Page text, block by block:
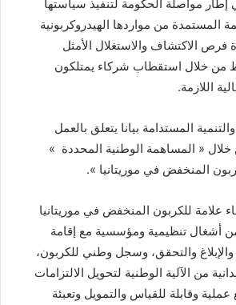
إطار مواصلة الحكومة لتنفيذ سياستها
المستمدة من مواردها الهيدروكربونية
فرص الاكتشاف والاستغلال الأمثل
من خلال استقطاب شركاء يمتلكون
اللازمة.
المستدامة بيانا يتعلق بالعمل
« المساهمة الوطنية المحددة »
المنخفض في موريتانيا ».
علامة للكربون المنخفض في موريتانيا
أشغال تنظيمية ومؤسسية مع إقامة
والتحقق، وسجل وطني للكربون،
من الآلية الوطنية لتحويل الالتزامات
وقابلة للقياس والتمويل وتعبئة